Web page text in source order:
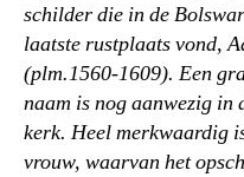
schilder die in de
laatste rustplaats vond,
(plm.1560-1609). Een
naam is nog aanwezig in
kerk. Heel merkwaardig
vrouw, waarvan het